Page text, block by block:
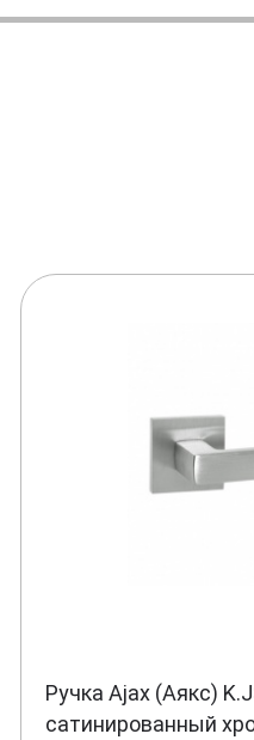
Ручка Ajax (Аякс)
сатинированный